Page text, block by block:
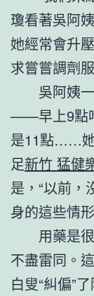
瓊看著吳阿
她經常會升
求嘗嘗調劑
吳阿姨
——早上9點
是11點……她
足新竹 猛健
是，“以前，
身的這些情
用藥是
不盡雷同。
白叟“糾偏”